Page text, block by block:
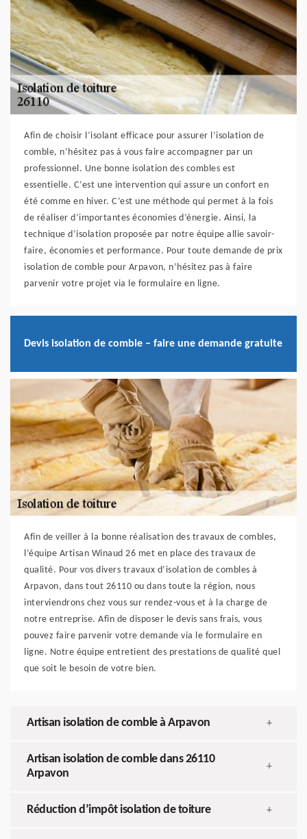
Afin de choisir l’isolant efficace pour assurer l’isolation de
comble, n’hésitez pas à vous faire accompagner par un
professionnel. Une bonne isolation des combles est
essentielle. C’est une intervention qui assure un confort en
été comme en hiver. C’est une méthode qui permet à la fois
de réaliser d’importantes économies d’énergie. Ainsi, la
technique d’isolation proposée par notre équipe allie savoir-
faire, économies et performance. Pour toute demande de prix
isolation de comble pour Arpavon, n’hésitez pas à faire
parvenir votre projet via le formulaire en ligne.
Devis isolation de comble – faire une demande gratuite
Afin de veiller à la bonne réalisation des travaux de combles,
l’équipe Artisan Winaud 26 met en place des travaux de
qualité. Pour vos divers travaux d’isolation de combles à
Arpavon, dans tout 26110 ou dans toute la région, nous
interviendrons chez vous sur rendez-vous et à la charge de
notre entreprise. Afin de disposer le devis sans frais, vous
pouvez faire parvenir votre demande via le formulaire en
ligne. Notre équipe entretient des prestations de qualité quel
que soit le besoin de votre bien.
Artisan isolation de comble à Arpavon +
Artisan isolation de comble dans 26110
Arpavon
+
Réduction d’impôt isolation de toiture +